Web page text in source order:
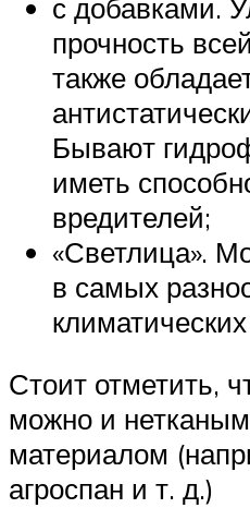
с добавками.
прочность
также
Бывают
иметь
вредителей;
«Светлица».
в самых
Стоит отметить,
можно и
материалом
агроспан и т. д.)